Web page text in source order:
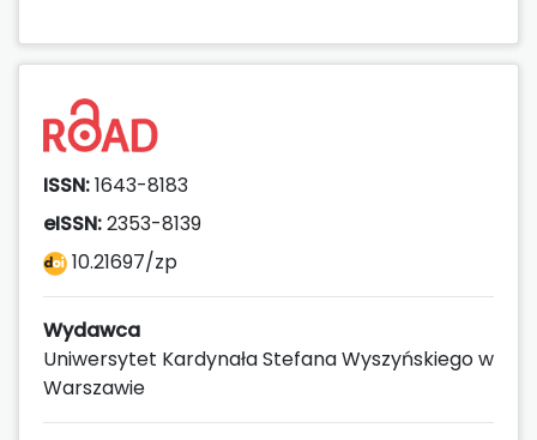
ISSN:1643-8183
eISSN:2353-8139
10.21697/zp
Wydawca
Uniwersytet Kardynała Stefana Wyszyńskiego w
Warszawie